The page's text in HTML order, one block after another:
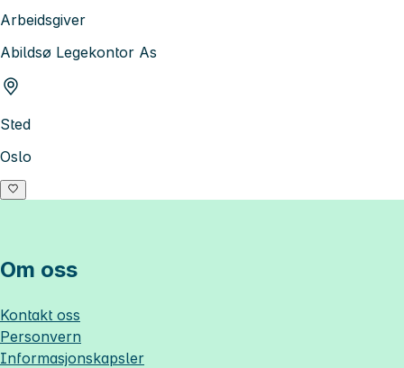
Arbeidsgiver
Abildsø Legekontor As
Sted
Oslo
Om oss
Kontakt oss
Personvern
Informasjonskapsler